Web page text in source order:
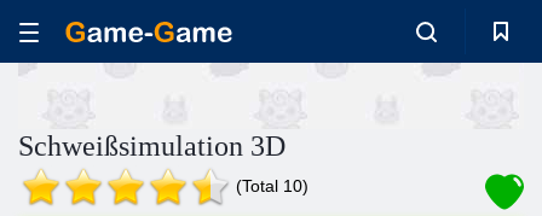
Schweißsimulation 3D
(Total 10)